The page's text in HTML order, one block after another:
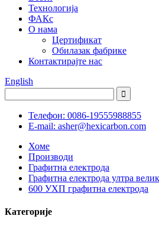
Технологија
ФАКс
О нама
Цертификат
Обилазак фабрике
Контактирајте нас
English
Телефон: 0086-19555988855
E-mail: asher@hexicarbon.com
Хоме
Производи
Графитна електрода
Графитна електрода ултра
600 УХП графитна електрода
Категорије